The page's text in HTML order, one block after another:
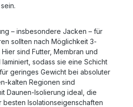
– insbesondere Jacken – für
sollten nach Möglichkeit 3-
sind Futter, Membran und
sodass sie eine Schicht
geringes Gewicht bei absoluter
kalten Regionen sind
Daunen-Isolierung ideal, die
besten Isolationseigenschaften